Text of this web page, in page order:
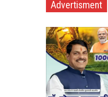
Advertisment